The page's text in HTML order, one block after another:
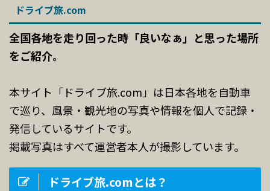
ドライブ旅.com
全国各地を走り回った時「良いなぁ」と思った場所
をご紹介。
本サイト「ドライブ旅.com」は日本各地を自動車
で巡り、風景・観光地の写真や情報を個人で記録・
発信しているサイトです。
掲載写真はすべて運営者本人が撮影しています。
ドライブ旅.comとは？